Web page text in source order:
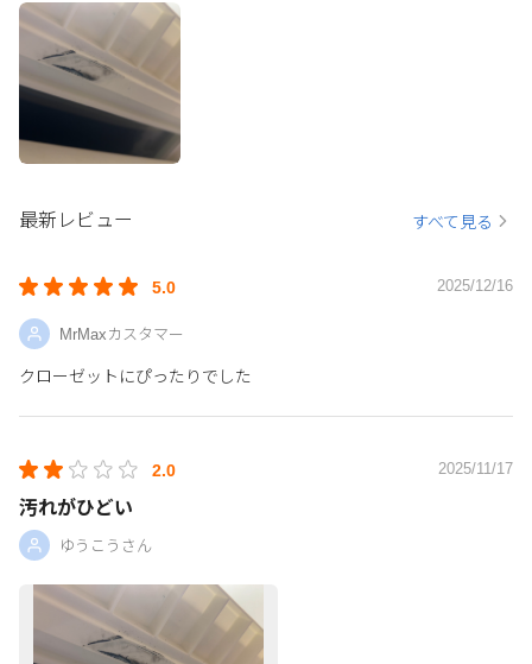
最新レビュー すべて見る
5.0 2025/12/16
MrMaxカスタマー
クローゼットにぴったりでした
2.0 2025/11/17
汚れがひどい
ゆうこうさん